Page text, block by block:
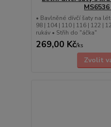
• Bavlněné dívčí šaty na
98 | 104 | 110 | 116 | 122 |
rukáv • Střih do "áčka"
269,00 Kč/ks
Zvolit